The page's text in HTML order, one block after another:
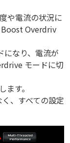
や電流の状況に
Boost Overdriv
になり、電流が
モードに切
す。
、すべての設定